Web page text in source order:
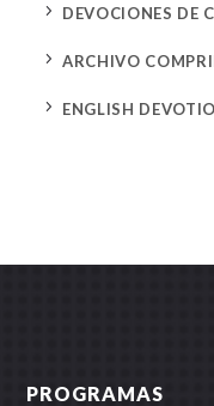
5 DEVOCIONES DE
5 ARCHIVO
5 ENGLISH
PROGRAMAS